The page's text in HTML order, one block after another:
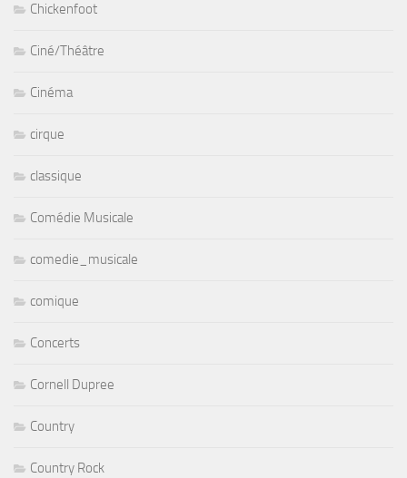
Chickenfoot
Ciné/Théâtre
Cinéma
cirque
classique
Comédie Musicale
comedie_musicale
comique
Concerts
Cornell Dupree
Country
Country Rock